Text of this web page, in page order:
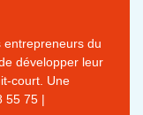
entrepreneurs du
développer leur
court. Une
55 75 |